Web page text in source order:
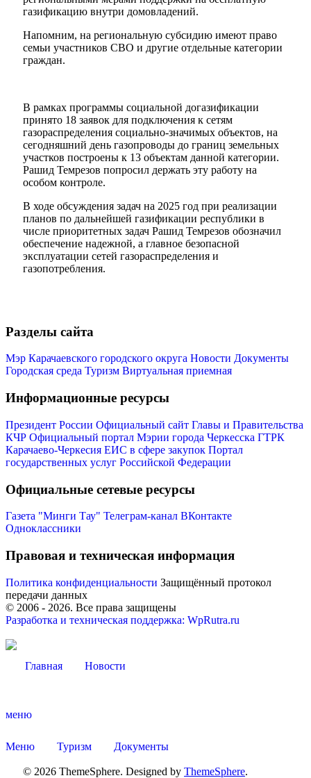
газификацию внутри домовладений.
Напомним, на региональную субсидию имеют право
семьи участников СВО и другие отдельные категории
граждан.
В рамках программы социальной догазификации
принято 18 заявок для подключения к сетям
газораспределения социально-значимых объектов, на
сегодняшний день газопроводы до границ земельных
участков построены к 13 объектам данной категории.
Рашид Темрезов попросил держать эту работу на
особом контроле.
В ходе обсуждения задач на 2025 год при реализации
планов по дальнейшей газификации республики в
числе приоритетных задач Рашид Темрезов обозначил
обеспечение надежной, а главное безопасной
эксплуатации сетей газораспределения и
газопотребления.
Разделы сайта
Мэр Карачаевского городского округа Новости Документы
Городская среда Туризм Виртуальная приемная
Информационные ресурсы
Президент России Официальный сайт Главы и Правительства
КЧР Официальный портал Мэрии города Черкесска ГТРК
Карачаево-Черкесия ЕИС в сфере закупок Портал
государственных услуг Российской Федерации
Официальные сетевые ресурсы
Газета "Минги Тау" Телеграм-канал ВКонтакте
Одноклассники
Правовая и техническая информация
Политика конфиденциальности Защищённый протокол
передачи данных
© 2006 - 2026. Все права защищены
Разработка и техническая поддержка: WpRutra.ru
Главная Новости
меню
Меню Туризм Документы
© 2026 ThemeSphere. Designed by ThemeSphere.
Администрация
Туризм